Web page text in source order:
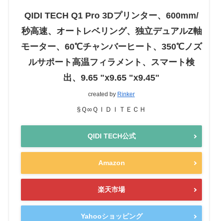
QIDI TECH Q1 Pro 3Dプリンター、600mm/
秒高速、オートレベリング、独立デュアルZ軸
モーター、60℃チャンバーヒート、350℃ノズ
ルサポート高温フィラメント、スマート検
出、9.65 "x9.65 "x9.45"
created by Rinker
§Ｑ∞ＱＩＤＩＴＥＣＨ
QIDI TECH公式
Amazon
楽天市場
Yahooショッピング